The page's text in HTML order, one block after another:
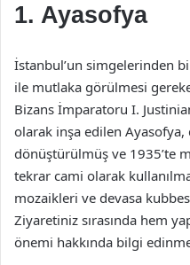
1. Ayasofya
İstanbul’un simgelerinden
ile mutlaka görülmesi
Bizans İmparatoru I.
olarak inşa edilen Ayasofya,
dönüştürülmüş ve 1935’te
tekrar cami olarak
mozaikleri ve devasa
Ziyaretiniz sırasında hem
önemi hakkında bilgi